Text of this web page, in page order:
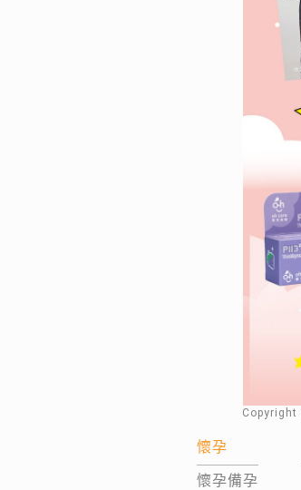
Copyright
懷孕
懷孕備孕